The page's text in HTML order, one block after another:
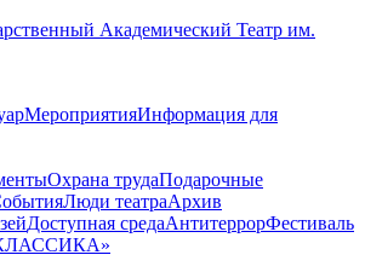
МероприятияИнформация для
Охрана трудаПодарочные
Люди театраАрхив
Доступная средаАнтитеррорФестиваль